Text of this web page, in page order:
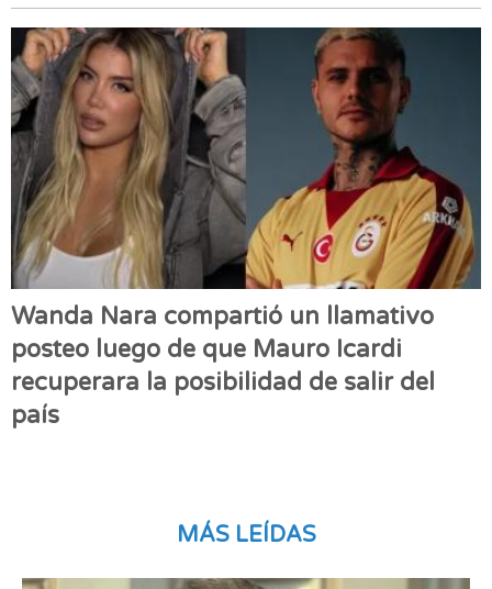
Wanda Nara compartió un llamativo
posteo luego de que Mauro Icardi
recuperara la posibilidad de salir del
país
MÁS LEÍDAS